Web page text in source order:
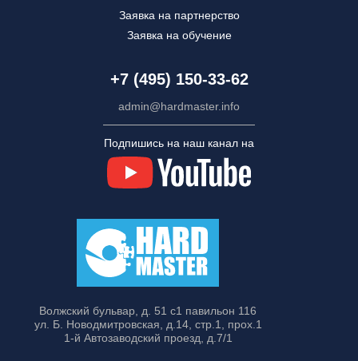
Заявка на партнерство
Заявка на обучение
+7 (495) 150-33-62
admin@hardmaster.info
Подпишись на наш канал на
Волжский бульвар, д. 51 с1 павильон 116
ул. Б. Новодмитровская, д.14, стр.1, прох.1
1-й Автозаводский проезд, д.7/1